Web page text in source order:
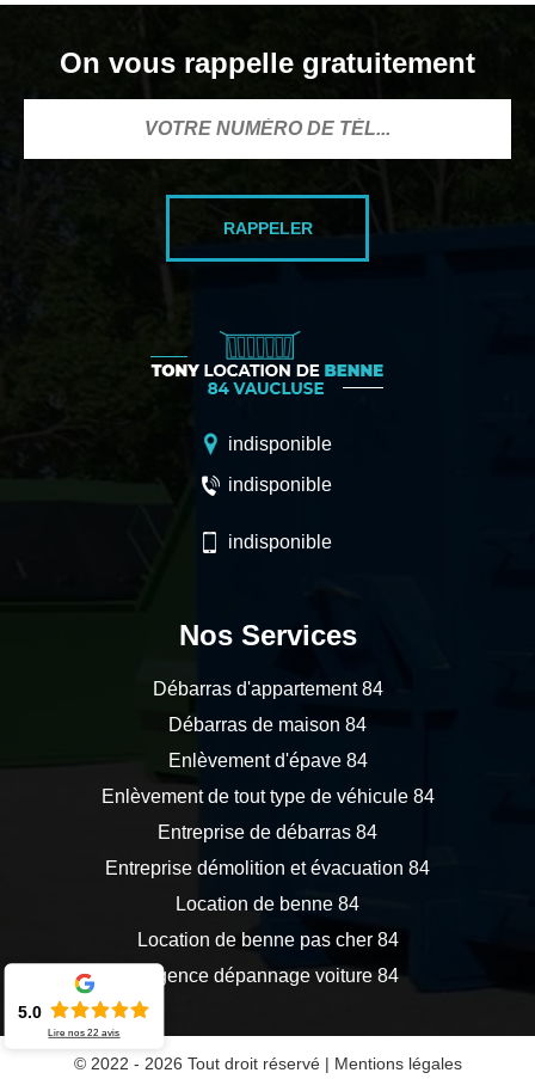
On vous rappelle gratuitement
indisponible
indisponible
indisponible
Nos Services
Débarras d'appartement 84
Débarras de maison 84
Enlèvement d'épave 84
Enlèvement de tout type de véhicule 84
Entreprise de débarras 84
Entreprise démolition et évacuation 84
Location de benne 84
Location de benne pas cher 84
Urgence dépannage voiture 84
© 2022 - 2026 Tout droit réservé | Mentions légales
5.0
Lire nos22 avis